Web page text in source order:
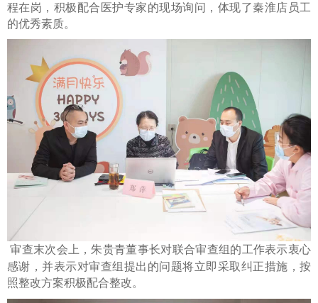
程在岗，积极配合医护专家的现场询问，体现了秦淮店员工
的优秀素质。
审查末次会上 ，朱贵青董事长对联合审查组的工作表示衷心
感谢，并表示对审查组提出的问题将立即采取纠正措施，按
照整改方案积极配合整改。